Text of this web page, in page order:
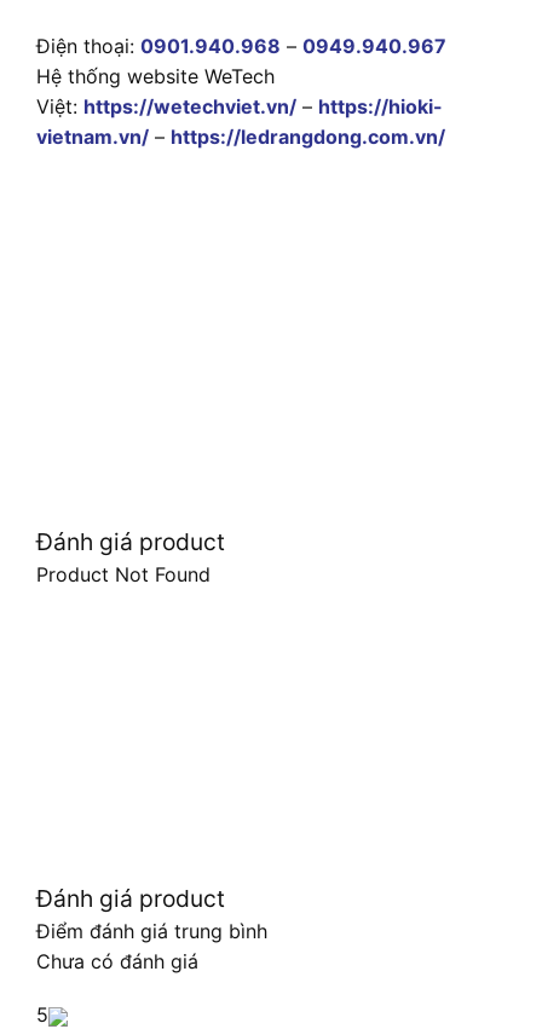
Điện thoại: 0901.940.968 – 0949.940.967
Hệ thống website WeTech
Việt: https://wetechviet.vn/ – https://hioki-
vietnam.vn/ – https://ledrangdong.com.vn/
Đánh giá product
Product Not Found
Đánh giá product
Điểm đánh giá trung bình
Chưa có đánh giá
5